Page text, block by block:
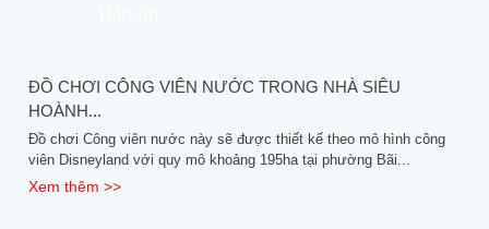
ĐỒ CHƠI CÔNG VIÊN NƯỚC TRONG NHÀ SIÊU
HOÀNH...
Đồ chơi Công viên nước này sẽ được thiết kế theo mô hình công
viên Disneyland với quy mô khoảng 195ha tại phường Bãi...
Xem thêm >>